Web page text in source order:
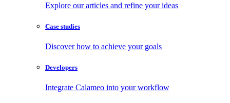
Explore our articles and refine your ideas
Case studies
Discover how to achieve your goals
Developers
Integrate Calameo into your workflow